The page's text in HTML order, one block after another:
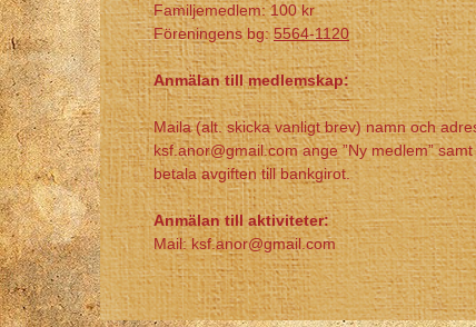
Familjemedlem: 100 kr
Föreningens bg:5564-1120
Anmälan till medlemskap:
Maila (alt. skicka vanligt brev) namn och
ksf.anor@gmail.com ange ”Ny medlem” samt
betala avgiften till bankgirot.
Anmälan till aktiviteter:
Mail: ksf.anor@gmail.com